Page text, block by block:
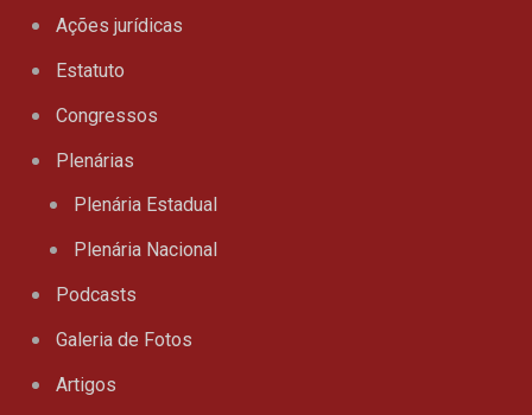
Ações jurídicas
Estatuto
Congressos
Plenárias
Plenária Estadual
Plenária Nacional
Podcasts
Galeria de Fotos
Artigos